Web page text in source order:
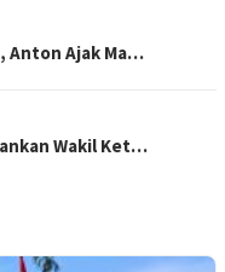
Anton Ajak Ma…
Wakil Ket…